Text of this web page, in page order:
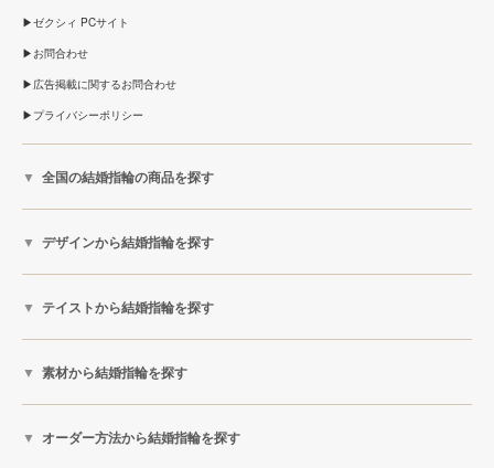
ゼクシィ PCサイト
お問合わせ
広告掲載に関するお問合わせ
プライバシーポリシー
全国の結婚指輪の商品を探す
デザインから結婚指輪を探す
テイストから結婚指輪を探す
素材から結婚指輪を探す
オーダー方法から結婚指輪を探す